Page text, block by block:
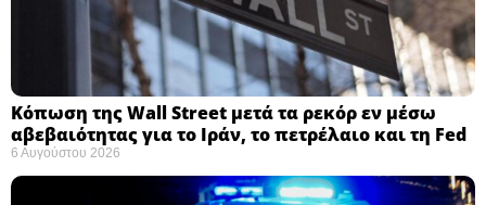
Κόπωση της Wall Street μετά τα ρεκόρ εν μέσω
αβεβαιότητας για το Ιράν, το πετρέλαιο και τη Fed
6 Αυγούστου 2026